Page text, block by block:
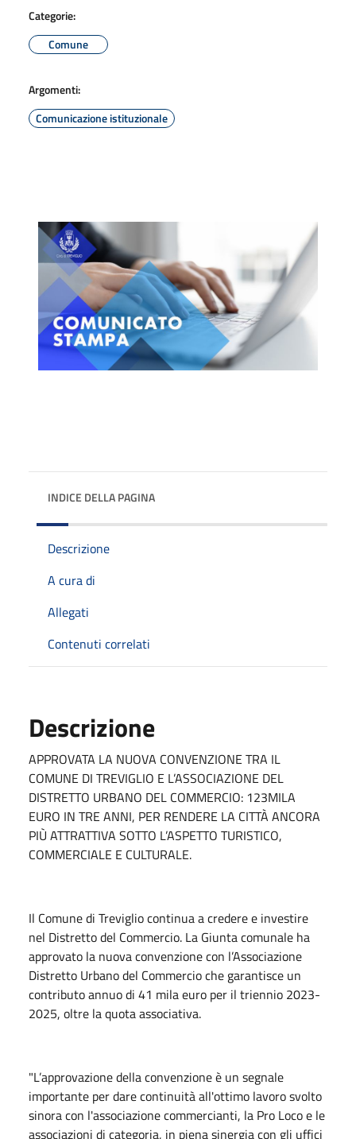
Categorie:
Comune
Argomenti:
Comunicazione istituzionale
INDICE DELLA PAGINA
Descrizione
A cura di
Allegati
Contenuti correlati
Descrizione
APPROVATA LA NUOVA CONVENZIONE TRA IL
COMUNE DI TREVIGLIO E L’ASSOCIAZIONE DEL
DISTRETTO URBANO DEL COMMERCIO: 123MILA
EURO IN TRE ANNI, PER RENDERE LA CITTÀ ANCORA
PIÙ ATTRATTIVA SOTTO L’ASPETTO TURISTICO,
COMMERCIALE E CULTURALE.
Il Comune di Treviglio continua a credere e investire
nel Distretto del Commercio. La Giunta comunale ha
approvato la nuova convenzione con l’Associazione
Distretto Urbano del Commercio che garantisce un
contributo annuo di 41 mila euro per il triennio 2023-
2025, oltre la quota associativa.
"L’approvazione della convenzione è un segnale
importante per dare continuità all'ottimo lavoro svolto
sinora con l'associazione commercianti, la Pro Loco e le
associazioni di categoria, in piena sinergia con gli uffici